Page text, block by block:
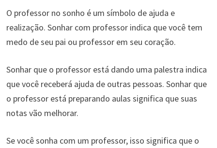
O professor no sonho é um símbolo de ajuda e
realização. Sonhar com professor indica que você tem
medo de seu pai ou professor em seu coração.
Sonhar que o professor está dando uma palestra indica
que você receberá ajuda de outras pessoas. Sonhar que
o professor está preparando aulas significa que suas
notas vão melhorar.
Se você sonha com um professor, isso significa que o